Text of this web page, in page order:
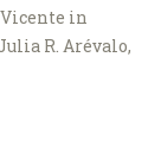
in
R. Arévalo,